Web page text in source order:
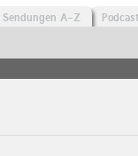
Sendungen A-Z